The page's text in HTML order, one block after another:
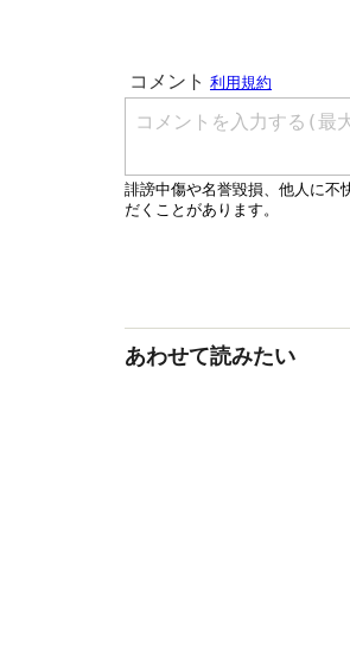
あわせて読みたい